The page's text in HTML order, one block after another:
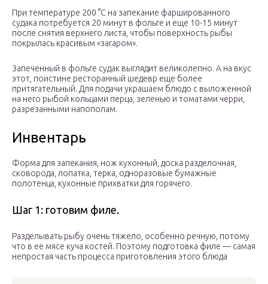
При температуре 200 °C на запекание фаршированного
судака потребуется 20 минут в фольге и еще 10-15 минут
после снятия верхнего листа, чтобы поверхность рыбы
покрылась красивым «загаром».
Запеченный в фольге судак выглядит великолепно. А на вкус
этот, поистине ресторанный шедевр еще более
притягательный. Для подачи украшаем блюдо с выложенной
на него рыбой кольцами перца, зеленью и томатами черри,
разрезанными напополам.
Инвентарь
Форма для запекания, нож кухонный, доска разделочная,
сковорода, лопатка, терка, одноразовые бумажные
полотенца, кухонные прихватки для горячего.
Шаг 1: готовим филе.
Разделывать рыбу очень тяжело, особенно речную, потому
что в ее мясе куча костей. Поэтому подготовка филе — самая
непростая часть процесса приготовления этого блюда